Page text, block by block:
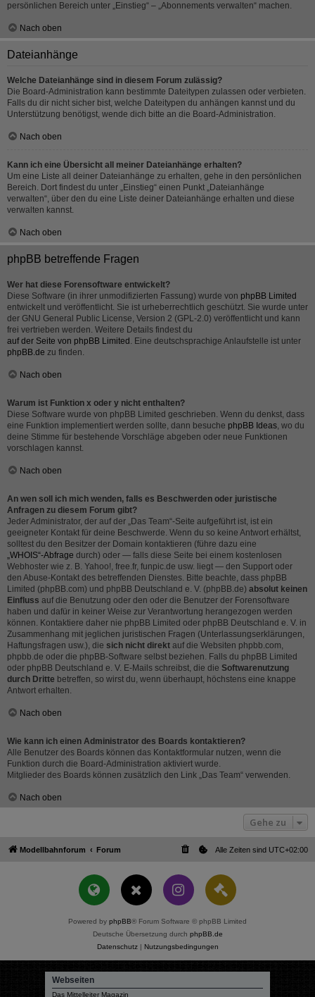
persönlichen Bereich unter „Einstieg“ – „Abonnements verwalten“ machen.
Nach oben
Dateianhänge
Welche Dateianhänge sind in diesem Forum zulässig?
Die Board-Administration kann bestimmte Dateitypen zulassen oder verbieten.
Falls du dir nicht sicher bist, welche Dateitypen du anhängen kannst und du
Unterstützung benötigst, wende dich bitte an die Board-Administration.
Nach oben
Kann ich eine Übersicht all meiner Dateianhänge erhalten?
Um eine Liste all deiner Dateianhänge zu erhalten, gehe in den persönlichen
Bereich. Dort findest du unter „Einstieg“ einen Punkt „Dateianhänge
verwalten“, über den du eine Liste deiner Dateianhänge erhalten und diese
verwalten kannst.
Nach oben
phpBB betreffende Fragen
Wer hat diese Forensoftware entwickelt?
Diese Software (in ihrer unmodifizierten Fassung) wurde von phpBB Limited
entwickelt und veröffentlicht. Sie ist urheberrechtlich geschützt. Sie wurde unter
der GNU General Public License, Version 2 (GPL-2.0) veröffentlicht und kann
frei vertrieben werden. Weitere Details findest du
auf der Seite von phpBB Limited . Eine deutschsprachige Anlaufstelle ist unter
phpBB.de zu finden.
Nach oben
Warum ist Funktion x oder y nicht enthalten?
Diese Software wurde von phpBB Limited geschrieben. Wenn du denkst, dass
eine Funktion implementiert werden sollte, dann besuche phpBB Ideas, wo du
deine Stimme für bestehende Vorschläge abgeben oder neue Funktionen
vorschlagen kannst.
Nach oben
An wen soll ich mich wenden, falls es Beschwerden oder juristische
Anfragen zu diesem Forum gibt?
Jeder Administrator, der auf der „Das Team“-Seite aufgeführt ist, ist ein
geeigneter Kontakt für deine Beschwerde. Wenn du so keine Antwort erhältst,
solltest du den Besitzer der Domain kontaktieren (führe dazu eine
„WHOIS“-Abfrage durch) oder — falls diese Seite bei einem kostenlosen
Webhoster wie z. B. Yahoo!, free.fr, funpic.de usw. liegt — den Support oder
den Abuse-Kontakt des betreffenden Dienstes. Bitte beachte, dass phpBB
Limited (phpBB.com) und phpBB Deutschland e. V. (phpBB.de) absolut keinen
Einfluss auf die Benutzung oder den oder die Benutzer der Forensoftware
haben und dafür in keiner Weise zur Verantwortung herangezogen werden
können. Kontaktiere daher nie phpBB Limited oder phpBB Deutschland e. V. in
Zusammenhang mit jeglichen juristischen Fragen (Unterlassungserklärungen,
Haftungsfragen usw.), die sich nicht direkt auf die Websiten phpbb.com,
phpbb.de oder die phpBB-Software selbst beziehen. Falls du phpBB Limited
oder phpBB Deutschland e. V. E-Mails schreibst, die die Softwarenutzung
durch Dritte betreffen, so wirst du, wenn überhaupt, höchstens eine knappe
Antwort erhalten.
Nach oben
Wie kann ich einen Administrator des Boards kontaktieren?
Alle Benutzer des Boards können das Kontaktformular nutzen, wenn die
Funktion durch die Board-Administration aktiviert wurde.
Mitglieder des Boards können zusätzlich den Link „Das Team“ verwenden.
Nach oben
Gehe zu
Modellbahnforum Forum Alle Zeiten sind UTC+02:00
Powered by phpBB® Forum Software © phpBB Limited
Deutsche Übersetzung durch phpBB.de
Datenschutz| Nutzungsbedingungen
Webseiten
Das Mittelleiter Magazin